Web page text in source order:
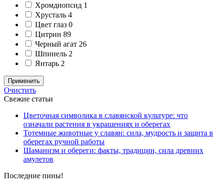
Хромдиопсид 1
Хрусталь 4
Цвет глаз 0
Цитрин 89
Черный агат 26
Шпинель 2
Янтарь 2
Применить
Очистить
Свежие статьи
Цветочная символика в славянской культуре: что
означали растения в украшениях и оберегах
Тотемные животные у славян: сила, мудрость и защита в
оберегах ручной работы
Шаманизм и обереги: факты, традиции, сила древних
амулетов
Последние пины!